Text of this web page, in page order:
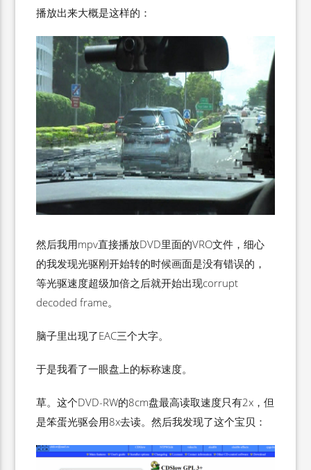
播放出来大概是这样的：
然后我用mpv直接播放DVD里面的VRO文件，细心
的我发现光驱刚开始转的时候画面是没有错误的，
等光驱速度超级加倍之后就开始出现corrupt
decoded frame。
脑子里出现了EAC三个大字。
于是我看了一眼盘上的标称速度。
草。这个DVD-RW的8cm盘最高读取速度只有2x，但
是笨蛋光驱会用8x去读。然后我发现了这个宝贝：